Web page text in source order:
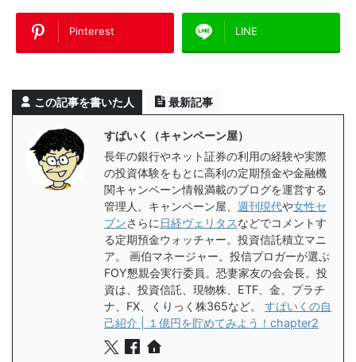
Pinterest LINE
この記事を書いた人 最新記事
すぱいく（キャンペーン屋）
長年の銀行やネット証券の利用の経験や実際
の投資体験をもとに高利の定期預金や金融機
関キャンペーン情報満載のブログを運営する
管理人。キャンペーン屋、 週刊現代や女性セ
ブンさらに日経ヴェリタスなどでコメントす
る定期預金ウォッチャー。投資信託積立マニ
ア。 画伯マネージャー。投信ブロガーが選ぶ
FOY懇親会実行委員。恐妻家友の会会長。投
資は、投資信託、現物株、ETF、金、プラチ
ナ、FX、くりっく株365など。 すぱいくの自
己紹介 | １億円を貯めてみよう！chapter2